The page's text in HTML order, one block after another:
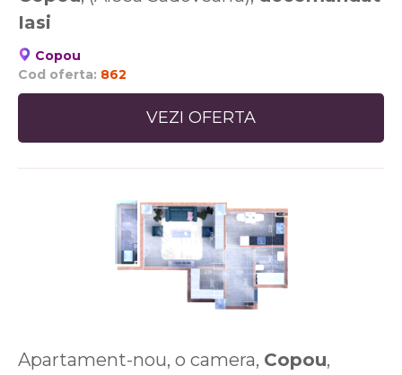
Iasi
Copou
Cod oferta: 862
VEZI OFERTA
Apartament-nou, o camera, Copou,